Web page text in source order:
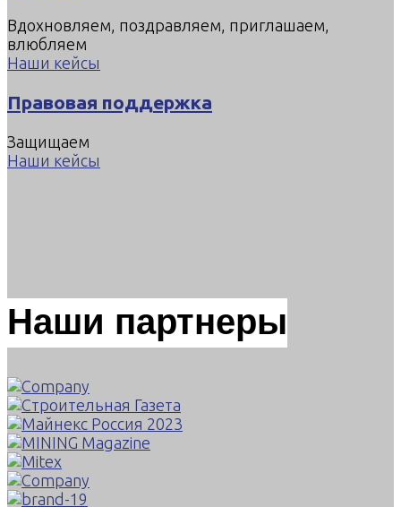
Вдохновляем, поздравляем, приглашаем,
влюбляем
Наши кейсы
Правовая поддержка
Защищаем
Наши кейсы
Наши партнеры